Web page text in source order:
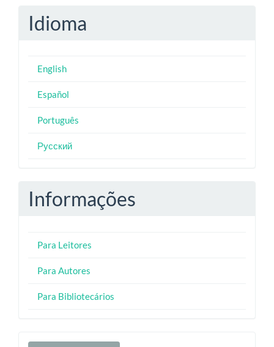
Idioma
English
Español
Português
Русский
Informações
Para Leitores
Para Autores
Para Bibliotecários
Enviar